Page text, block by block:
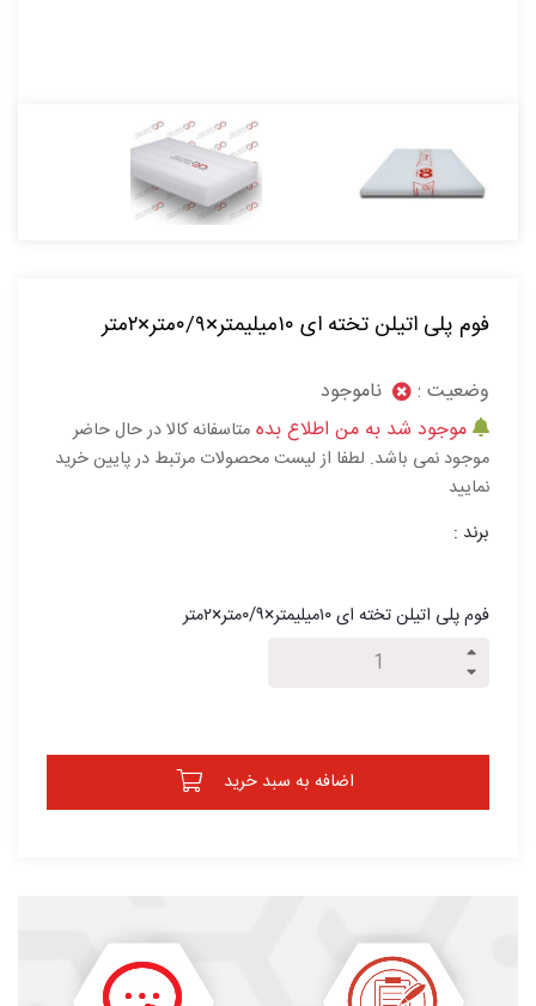
فوم پلی اتیلن تخته ای ۱۰میلیمتر×۰/۹متر×۲متر
وضعیت :
ناموجود
موجود شد به من اطلاع بده متاسفانه کالا در حال حاضر
موجود نمی باشد. لطفا از لیست محصولات مرتبط در پایین خرید
نمایید
برند :
فوم پلی اتیلن تخته ای ۱۰میلیمتر×۰/۹متر×۲متر
اضافه به سبد خرید